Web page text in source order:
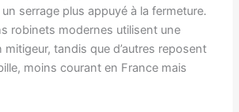
serrage plus appuyé à la fermeture.
robinets modernes utilisent une
tandis que d’autres reposent
moins courant en France mais